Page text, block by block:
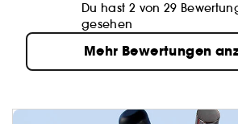
Du hast 2 von 29
gesehen
Mehr Bewertungen